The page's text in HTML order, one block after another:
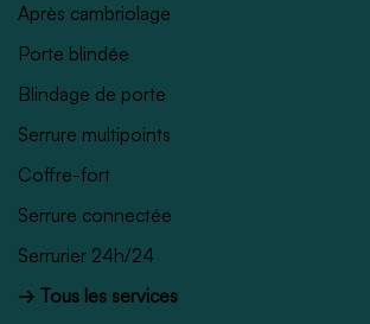
Après cambriolage
Porte blindée
Blindage de porte
Serrure multipoints
Coffre-fort
Serrure connectée
Serrurier 24h/24
→ Tous les services